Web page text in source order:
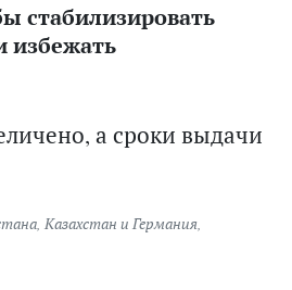
стабилизировать
избежать
а сроки выдачи
Казахстан и Германия